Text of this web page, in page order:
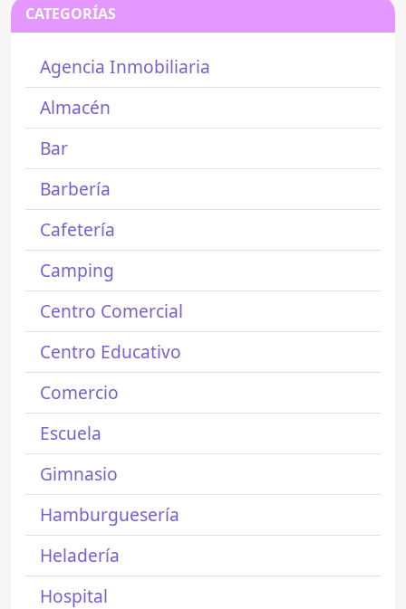
CATEGORÍAS
Agencia Inmobiliaria
Almacén
Bar
Barbería
Cafetería
Camping
Centro Comercial
Centro Educativo
Comercio
Escuela
Gimnasio
Hamburguesería
Heladería
Hospital